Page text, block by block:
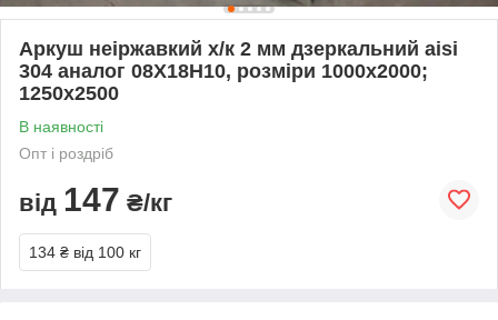
Аркуш неіржавкий х/к 2 мм дзеркальний aisi
304 аналог 08Х18Н10, розміри 1000х2000;
1250х2500
В наявності
Опт і роздріб
від 147 ₴/кг
134 ₴ від 100 кг